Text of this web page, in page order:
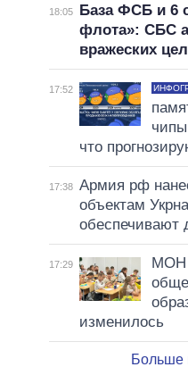
18:05
База ФСБ и 6
флота»: СБС
вражеских
17:52
что
17:38 Армия рф
объектам
обеспечивают
17:29
МОН
изменилось
Больше